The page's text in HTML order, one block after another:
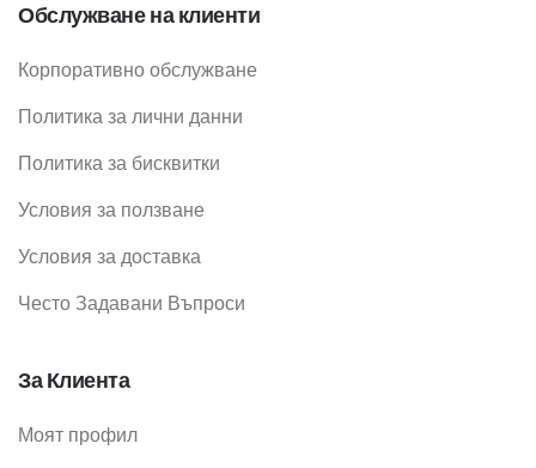
Обслужване на клиенти
Корпоративно обслужване
Политика за лични данни
Политика за бисквитки
Условия за ползване
Условия за доставка
Често Задавани Въпроси
За Клиента
Моят профил